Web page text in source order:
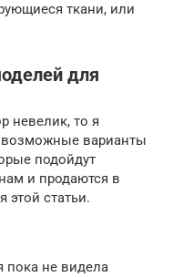
ткани, или
для
невелик, то я
возможные варианты
подойдут
и продаются в
этой статьи.
пока не видела